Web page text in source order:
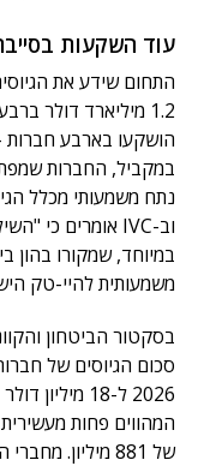
עוד השקעות
התחום שידע את
הושקעו בארבע חברות
נתח משמעותי מכלל
במיוחד, שמקורו בהון
משמעותית להיי-טק
בסקטור הביטחון
סכום הגיוסים של
של 881 מיליון.